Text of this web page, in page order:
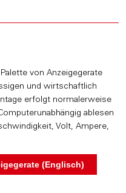
von Anzeigegerate
und wirtschaftlich
erfolgt normalerweise
ablesen
Volt, Ampere,